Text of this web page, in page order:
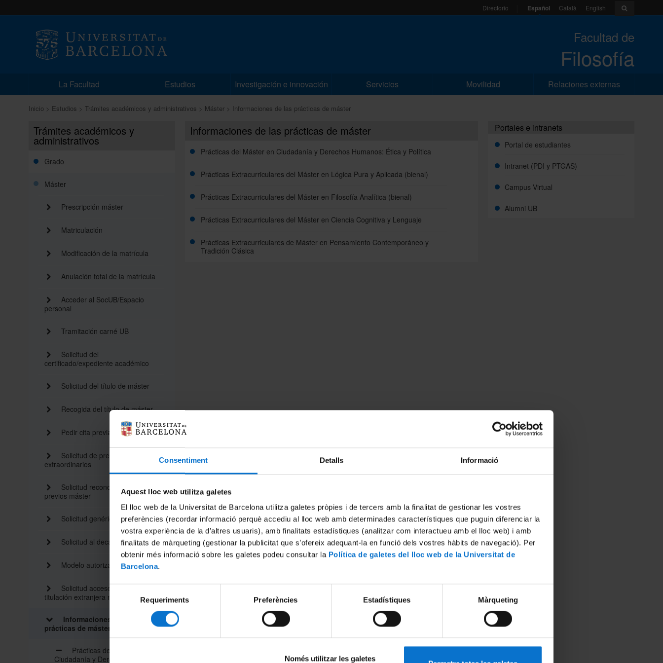
Consentiment Detalls Informació
Aquest lloc web utilitza galetes
El lloc web de la Universitat de Barcelona utilitza galetes pròpies i de tercers amb la finalitat de gestionar les vostres
preferències (recordar informació perquè accediu al lloc web amb determinades característiques que puguin diferenciar la
vostra experiència de la d’altres usuaris), amb finalitats estadístiques (analitzar com interactueu amb el lloc web) i amb
finalitats de màrqueting (gestionar la publicitat que s’ofereix adequant-la en funció dels vostres hàbits de navegació). Per
obtenir més informació sobre les galetes podeu consultar la Política de galetes del lloc web de la Universitat de
Barcelona.
Selecció
consentiment
Requeriments Preferències Estadístiques Màrqueting
Només utilitzar les galetes
Directorio Español Català English
Facultad de
Filosofía
La Facultad Estudios Investigación e innovación Servicios Movilidad Relaciones externas
Inicio Estudios Trámites académicos y administrativos Máster Informaciones de las prácticas de máster
Trámites académicos y
administrativos
Grado
Máster
Prescripción máster
Matriculación
Modificación de la matrícula
Anulación total de la matrícula
Acceder al SocUB/Espacio
personal
Tramitación carné UB
Solicitud del
certificado/expediente académico
Solicitud del título de máster
Recogida del título de máster
Pedir cita previa
Solicitud de premios
extraordinarios
Solicitud reconocimiento créditos
previos máster
Solicitud genérica
Solicitud al decano
Modelo autorización trámites
Solicitud acceso máster con
titulación extranjera no homologada
Informaciones de las
prácticas de máster
Prácticas del Máster en
Ciudadanía y Derechos Humanos:
Informaciones de las prácticas de máster
Prácticas del Máster en Ciudadanía y Derechos Humanos: Ética y Política
Prácticas Extracurriculares del Máster en Lógica Pura y Aplicada (bienal)
Prácticas Extracurriculares del Máster en Filosofía Analítica (bienal)
Prácticas Extracurriculares del Máster en Ciencia Cognitiva y Lenguaje
Prácticas Extracurriculares de Máster en Pensamiento Contemporáneo y
Tradición Clásica
Portales e intranets
Portal de estudiantes
Intranet (PDI y PTGAS)
Campus Virtual
Alumni UB